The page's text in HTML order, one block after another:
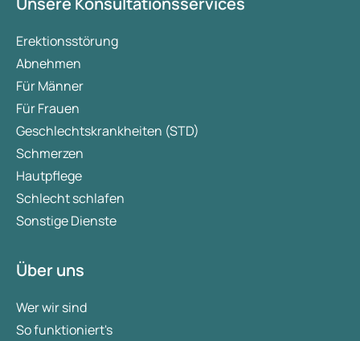
Erektionsstörung
Abnehmen
Für Männer
Für Frauen
Geschlechtskrankheiten (STD)
Schmerzen
Hautpflege
Schlecht schlafen
Sonstige Dienste
Über uns
Wer wir sind
So funktioniert's